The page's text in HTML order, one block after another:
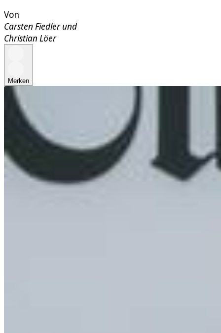
Von
Carsten Fiedlerund
Christian Löer
Merken